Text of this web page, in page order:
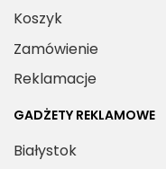
Koszyk
Zamówienie
Reklamacje
GADŻETY REKLAMOWE
Białystok